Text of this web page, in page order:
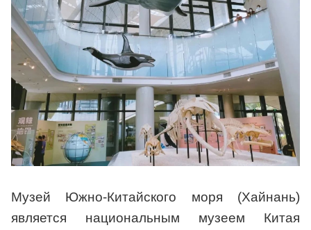
Музей Южно-Китайского моря (Хайнань)
является национальным музеем Китая